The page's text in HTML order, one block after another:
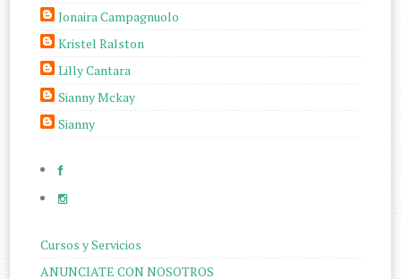
Jonaira Campagnuolo
Kristel Ralston
Lilly Cantara
Sianny Mckay
Sianny
Cursos y Servicios
ANUNCIATE CON NOSOTROS